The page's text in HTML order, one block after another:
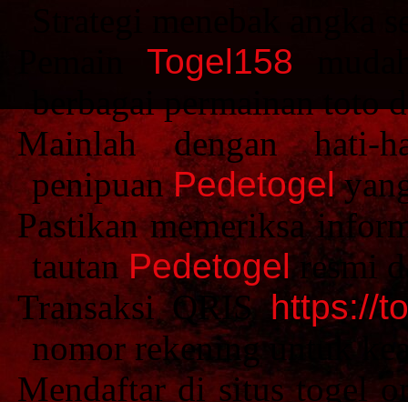
PemainTogel158
berbagai permainan toto
Mainlah dengan hati-
penipuanPedetogel
Pastikan memeriksa
tautanPedetogelresmi
Transaksi QRIShttps://
nomor rekening untuk
Mendaftar di situs togel